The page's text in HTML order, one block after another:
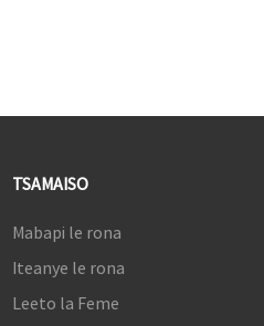
TSAMAISO
Mabapi le rona
Iteanye le rona
Leeto la Feme